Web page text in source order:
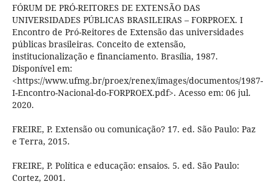
FÓRUM DE PRÓ-REITORES DE EXTENSÃO DAS
UNIVERSIDADES PÚBLICAS BRASILEIRAS – FORPROEX. I
Encontro de Pró-Reitores de Extensão das universidades
públicas brasileiras. Conceito de extensão,
institucionalização e financiamento. Brasília, 1987.
Disponível em:
<https://www.ufmg.br/proex/renex/images/documentos/1987-
I-Encontro-Nacional-do-FORPROEX.pdf>. Acesso em: 06 jul.
2020.
FREIRE, P. Extensão ou comunicação? 17. ed. São Paulo: Paz
e Terra, 2015.
FREIRE, P. Política e educação: ensaios. 5. ed. São Paulo:
Cortez, 2001.